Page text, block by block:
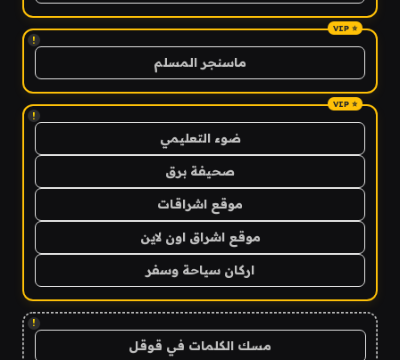
!
ماسنجر المسلم
!
ضوء التعليمي
صحيفة برق
موقع اشراقات
موقع اشراق اون لاين
اركان سياحة وسفر
!
مسك الكلمات في قوقل